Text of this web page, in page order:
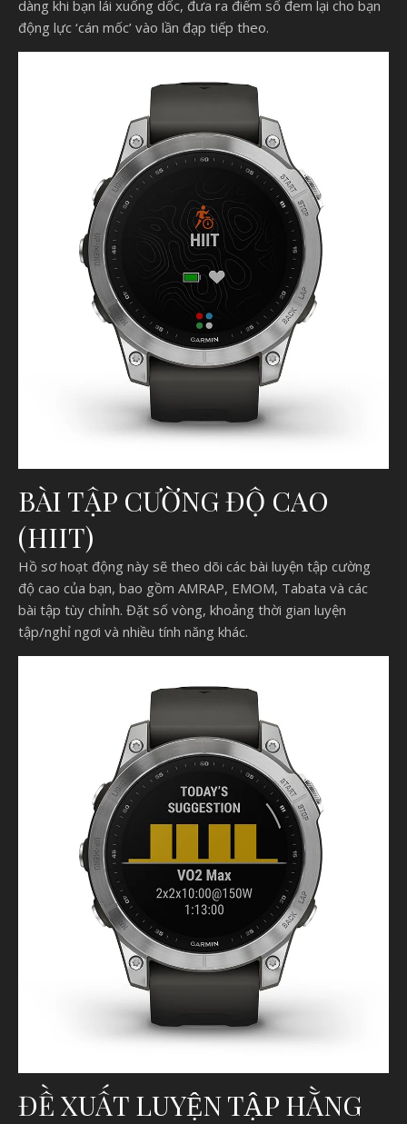
dàng khi bạn lái xuống dốc, đưa ra điểm số đem lại cho bạn
động lực ‘cán mốc’ vào lần đạp tiếp theo.
BÀI TẬP CƯỜNG ĐỘ CAO
(HIIT)
Hồ sơ hoạt động này sẽ theo dõi các bài luyện tập cường
độ cao của bạn, bao gồm AMRAP, EMOM, Tabata và các
bài tập tùy chỉnh. Đặt số vòng, khoảng thời gian luyện
tập/nghỉ ngơi và nhiều tính năng khác.
ĐỀ XUẤT LUYỆN TẬP HẰNG